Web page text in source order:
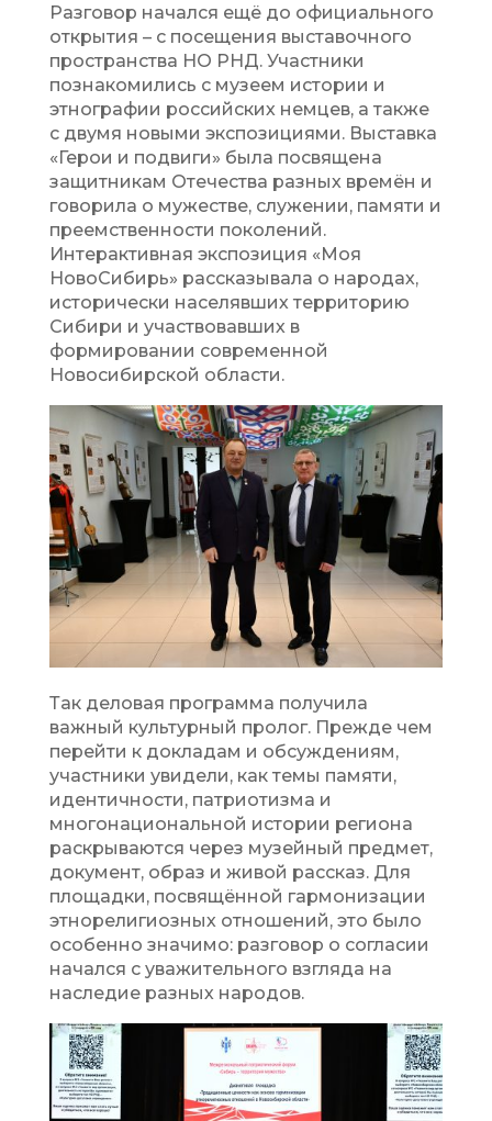
Разговор начался ещё до официального
открытия – с посещения выставочного
пространства НО РНД. Участники
познакомились с музеем истории и
этнографии российских немцев, а также
с двумя новыми экспозициями. Выставка
«Герои и подвиги» была посвящена
защитникам Отечества разных времён и
говорила о мужестве, служении, памяти и
преемственности поколений.
Интерактивная экспозиция «Моя
НовоСибирь» рассказывала о народах,
исторически населявших территорию
Сибири и участвовавших в
формировании современной
Новосибирской области.
Так деловая программа получила
важный культурный пролог. Прежде чем
перейти к докладам и обсуждениям,
участники увидели, как темы памяти,
идентичности, патриотизма и
многонациональной истории региона
раскрываются через музейный предмет,
документ, образ и живой рассказ. Для
площадки, посвящённой гармонизации
этнорелигиозных отношений, это было
особенно значимо: разговор о согласии
начался с уважительного взгляда на
наследие разных народов.